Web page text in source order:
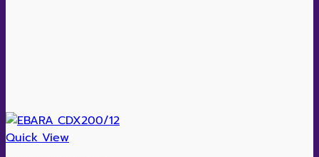
Quick View